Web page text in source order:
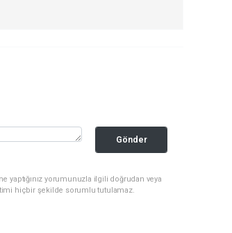
Gönder
yaptığınız yorumunuzla ilgili doğrudan veya
hiçbir şekilde sorumlu tutulamaz.